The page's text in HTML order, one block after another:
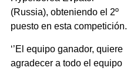
(Russia), obteniendo el 2º
puesto en esta competición.
‘’El equipo ganador, quiere
agradecer a todo el equipo